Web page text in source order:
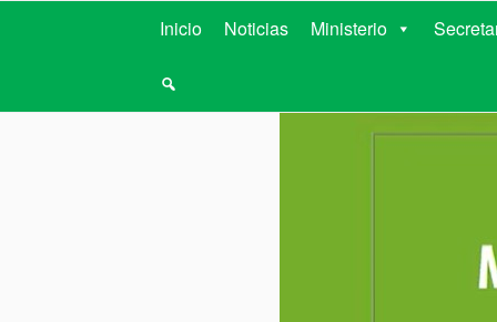
MINISTERIO
Inicio Noticias Ministerio